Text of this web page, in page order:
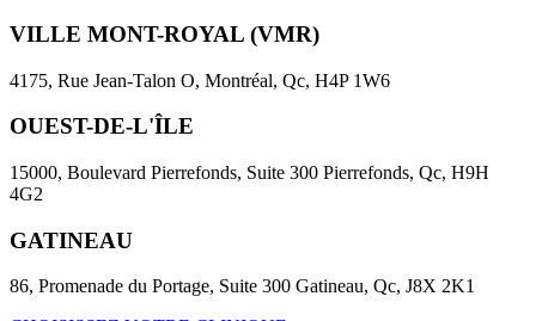
VILLE MONT-ROYAL (VMR)
4175, Rue Jean-Talon O, Montréal, Qc, H4P 1W6
OUEST-DE-L'ÎLE
15000, Boulevard Pierrefonds, Suite 300 Pierrefonds, Qc, H9H
4G2
GATINEAU
86, Promenade du Portage, Suite 300 Gatineau, Qc, J8X 2K1